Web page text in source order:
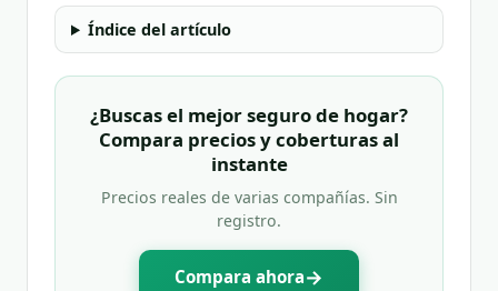
Índice del artículo
¿Buscas el mejor seguro de hogar?
Compara precios y coberturas al
instante
Precios reales de varias compañías. Sin
registro.
Compara ahora→